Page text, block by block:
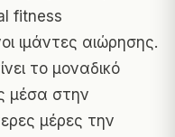
fitness
ιμάντες αιώρησης.
το μοναδικό
μέσα στην
μέρες την